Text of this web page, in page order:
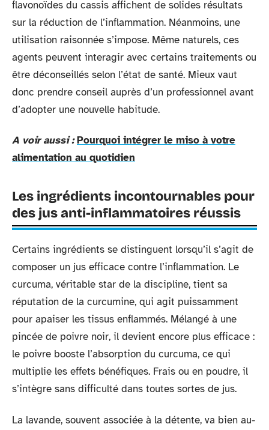
flavonoïdes du cassis affichent de solides résultats
sur la réduction de l’inflammation. Néanmoins, une
utilisation raisonnée s’impose. Même naturels, ces
agents peuvent interagir avec certains traitements ou
être déconseillés selon l’état de santé. Mieux vaut
donc prendre conseil auprès d’un professionnel avant
d’adopter une nouvelle habitude.
A voir aussi : Pourquoi intégrer le miso à votre
alimentation au quotidien
Les ingrédients incontournables pour
des jus anti-inflammatoires réussis
Certains ingrédients se distinguent lorsqu’il s’agit de
composer un jus efficace contre l’inflammation. Le
curcuma, véritable star de la discipline, tient sa
réputation de la curcumine, qui agit puissamment
pour apaiser les tissus enflammés. Mélangé à une
pincée de poivre noir, il devient encore plus efficace :
le poivre booste l’absorption du curcuma, ce qui
multiplie les effets bénéfiques. Frais ou en poudre, il
s’intègre sans difficulté dans toutes sortes de jus.
La lavande, souvent associée à la détente, va bien au-